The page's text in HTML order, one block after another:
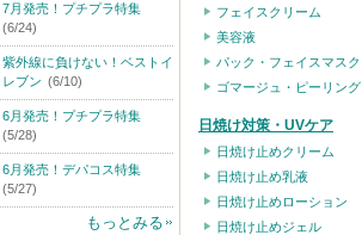
フェイスクリーム
美容液
パック・フェイスマスク
ゴマージュ・ピーリング
日焼け対策・UVケア
日焼け止めクリーム
日焼け止め乳液
日焼け止めローション
日焼け止めジェル
7月発売！プチプラ特集
(6/24)
紫外線に負けない！ベストイ
レブン (6/10)
6月発売！プチプラ特集
(5/28)
6月発売！デパコス特集
(5/27)
もっとみる